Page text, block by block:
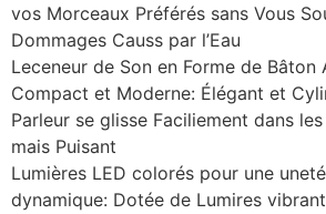
vos Morceaux Préférés sans Vous
Dommages Causs par l’Eau
Leceneur de Son en Forme de Bâton
Compact et Moderne: Élégant et
Parleur se glisse Faciliement dans
mais Puisant
Lumières LED colorés pour une
dynamique: Dotée de Lumires